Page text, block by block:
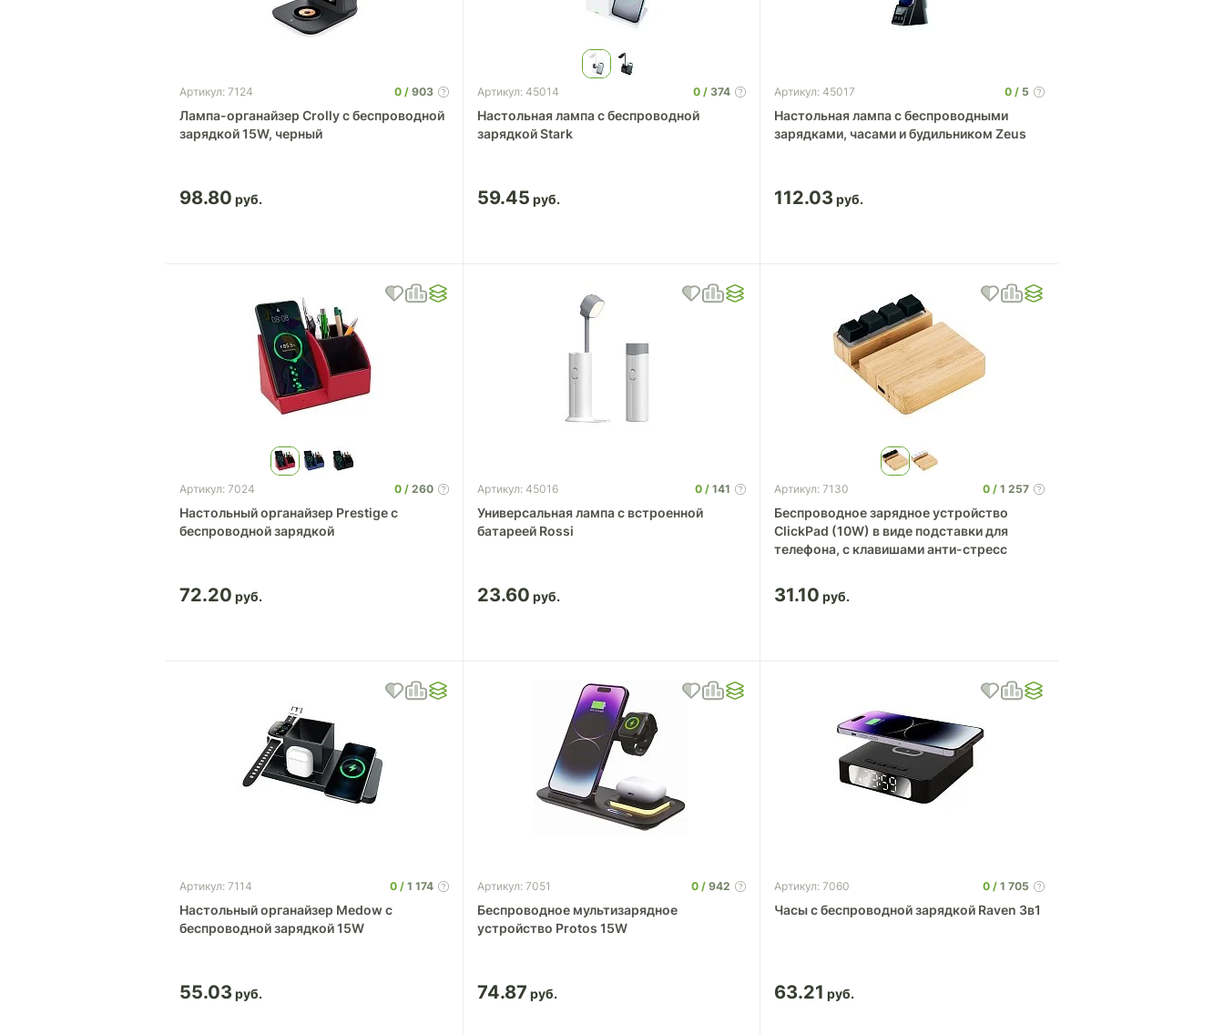
Артикул: 7124 0 903
Лампа-органайзер Crolly c беспроводной
зарядкой 15W, черный
98.80
Артикул: 45014 0 374
Настольная лампа с беспроводной
зарядкой Stark
59.45
Артикул: 45017 0 5
Настольная лампа с беспроводными
зарядками, часами и будильником Zeus
112.03
Артикул: 7024 0 260
Настольный органайзер Prestige c
беспроводной зарядкой
72.20
Артикул: 45016 0 141
Универсальная лампа c встроенной
батареей Rossi
23.60
Артикул: 7130 0 1 257
Беспроводное зарядное устройство
ClickPad (10W) в виде подставки для
телефона, с клавишами анти-стресс
31.10
Артикул: 7114 0 1 174
Настольный органайзер Medow c
беспроводной зарядкой 15W
55.03
Артикул: 7051 0 942
Беспроводное мультизарядное
устройство Protos 15W
74.87
Артикул: 7060 0 1 705
Часы с беспроводной зарядкой Raven 3в1
63.21